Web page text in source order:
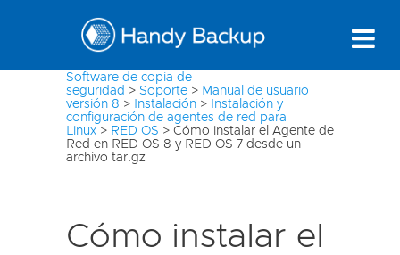
Software de copia de
seguridad > Soporte > Manual de usuario
versión 8 > Instalación >
Instalación y
configuración de agentes de red para
Linux > RED OS > Cómo instalar el Agente de
Red en RED OS 8 y RED OS 7 desde un
archivo tar.gz
Cómo instalar el